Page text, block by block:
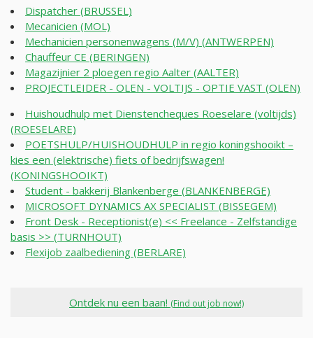
Dispatcher (BRUSSEL)
Mecanicien (MOL)
Mechanicien personenwagens (M/V) (ANTWERPEN)
Chauffeur CE (BERINGEN)
Magazijnier 2 ploegen regio Aalter (AALTER)
PROJECTLEIDER - OLEN - VOLTIJS - OPTIE VAST (OLEN)
Huishoudhulp met Dienstencheques Roeselare (voltijds)
(ROESELARE)
POETSHULP/HUISHOUDHULP in regio koningshooikt –
kies een (elektrische) fiets of bedrijfswagen!
(KONINGSHOOIKT)
Student - bakkerij Blankenberge (BLANKENBERGE)
MICROSOFT DYNAMICS AX SPECIALIST (BISSEGEM)
Front Desk - Receptionist(e) << Freelance - Zelfstandige
basis >> (TURNHOUT)
Flexijob zaalbediening (BERLARE)
Ontdek nu een baan! (Find out job now!)